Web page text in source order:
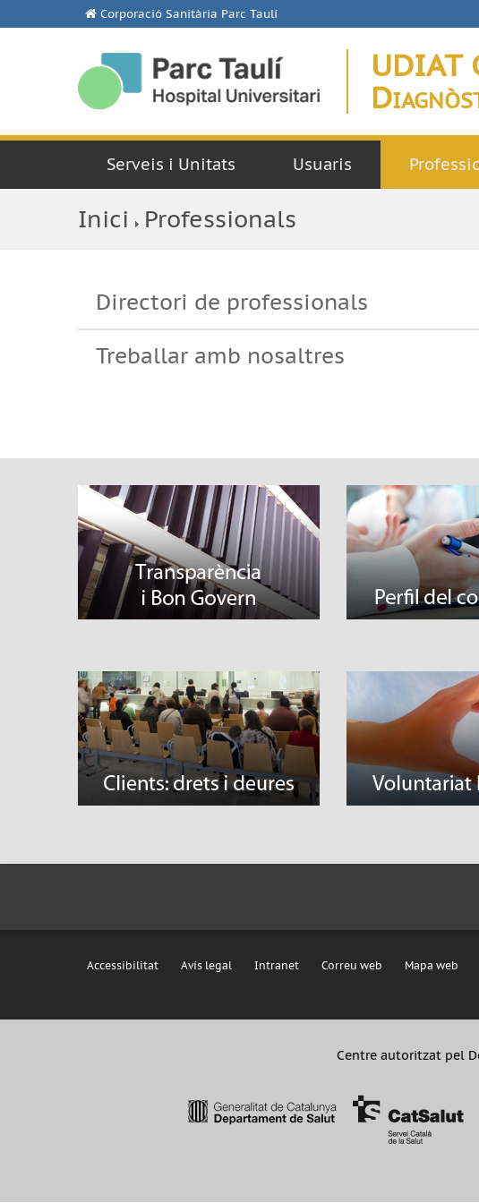
Corporació Sanitària Parc Taulí
UDIAT
Serveis i Unitats Usuaris
Inici Professionals
Directori de professionals
Treballar amb nosaltres
Accessibilitat Avís legal Intranet Correu web Mapa web
Centre autoritzat pel